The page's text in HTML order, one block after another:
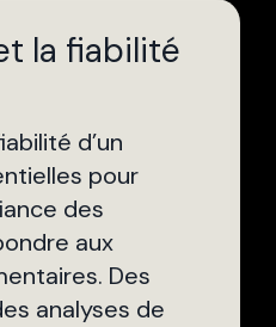
la fiabilité
d’un
pour
des
aux
Des
analyses de